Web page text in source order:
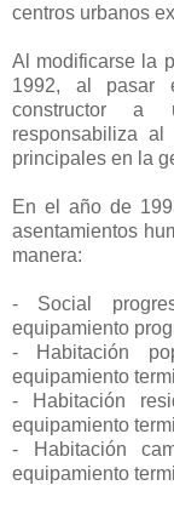
centros urbanos
Al modificarse la
1992, al pasar
constructor a
responsabiliza
principales en la
En el año de
asentamientos
manera:
- Social
equipamiento
- Habitación
equipamiento
- Habitación
equipamiento
- Habitación
equipamiento